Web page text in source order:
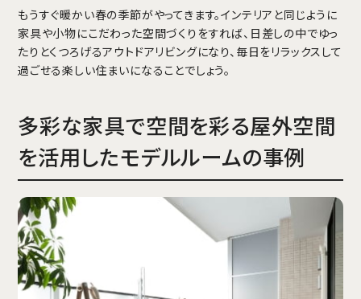
もうすぐ暖かい春の季節がやってきます。インテリアと同じように
家具や小物にこだわった空間づくりをすれば、日差しの中でゆっ
たりとくつろげるアウトドアリビングになり、毎日をリラックスして
過ごせる楽しい住まいになることでしょう。
多彩な家具で空間を彩る屋外空間
を活用したモデルルームの事例